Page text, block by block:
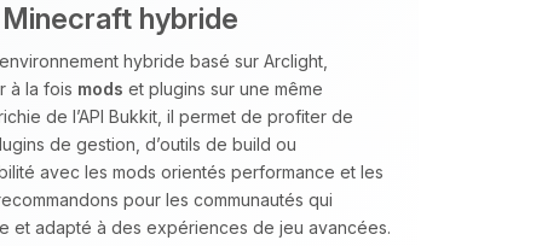
hybride
hybride basé sur Arclight,
à la fois mods et plugins sur une même
de l’API Bukkit, il permet de profiter de
de gestion, d’outils de build ou
avec les mods orientés performance et les
pour les communautés qui
et adapté à des expériences de jeu avancées.